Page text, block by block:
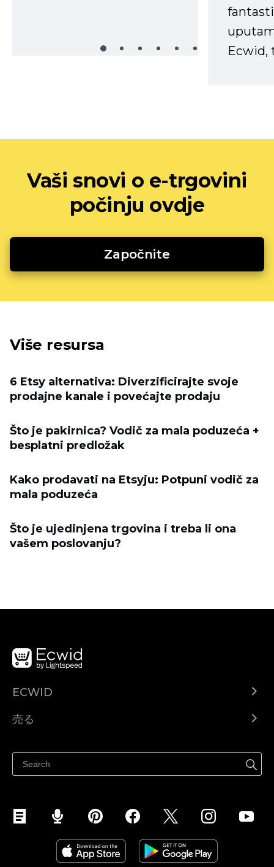
Ecwid,
Vaši snovi o e-trgovini
počinju ovdje
Započnite
Više resursa
6 Etsy alternativa: Diverzificirajte svoje
prodajne kanale i povećajte prodaju
Što je pakirnica? Vodič za mala poduzeća +
besplatni predložak
Kako prodavati na Etsyju: Potpuni vodič za
mala poduzeća
Što je ujedinjena trgovina i treba li ona
vašem poslovanju?
ECWID
ヘルプセンター
売る
Facebookで販売する